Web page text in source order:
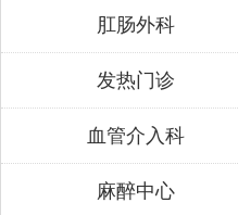
肛肠外科
发热门诊
血管介入科
麻醉中心